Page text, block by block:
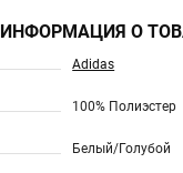
ИНФОРМАЦИЯ О
Adidas
100% Полиэстер
Белый/Голубой